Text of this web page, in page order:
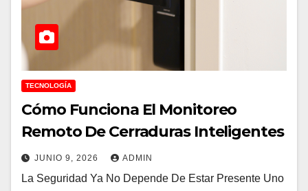
TECNOLOGÍA
Cómo Funciona El Monitoreo
Remoto De Cerraduras Inteligentes
JUNIO 9, 2026 ADMIN
La Seguridad Ya No Depende De Estar Presente Uno